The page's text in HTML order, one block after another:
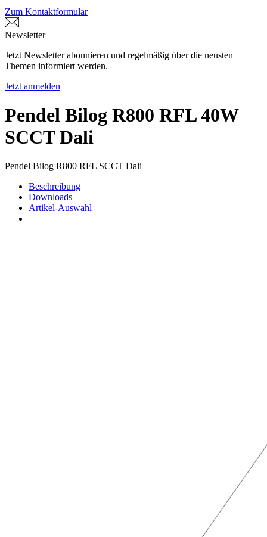
Zum Kontaktformular
Newsletter
Jetzt Newsletter abonnieren und regelmäßig über die neusten
Themen informiert werden.
Jetzt anmelden
Pendel Bilog R800 RFL 40W
SCCT Dali
Pendel Bilog R800 RFL SCCT Dali
Beschreibung
Downloads
Artikel-Auswahl